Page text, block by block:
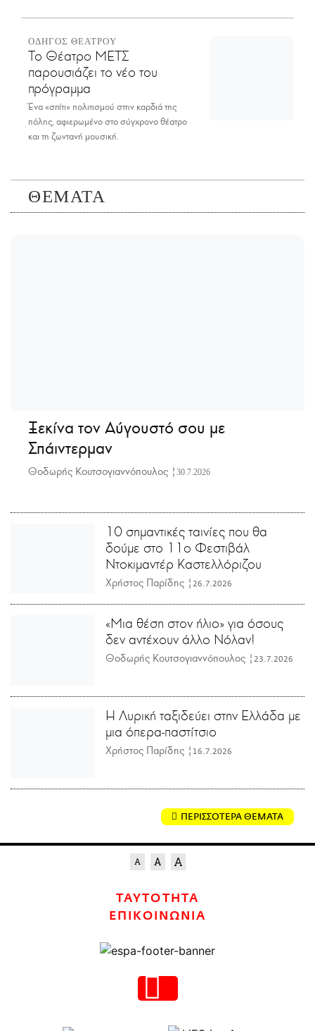
ΟΔΗΓΟΣ ΘΕΑΤΡΟΥ
Το Θέατρο ΜΕΤΣ
παρουσιάζει το νέο του
πρόγραμμα
Ένα «σπίτι» πολιτισμού στην καρδιά της
πόλης, αφιερωμένο στο σύγχρονο θέατρο
και τη ζωντανή μουσική.
ΘΕΜΑΤΑ
Ξεκίνα τον Αύγουστό σου με
Σπάιντερμαν
Θοδωρής Κουτσογιαννόπουλος | 30.7.2026
10 σημαντικές ταινίες που θα
δούμε στο 11ο Φεστιβάλ
Ντοκιμαντέρ Καστελλόριζου
Χρήστος Παρίδης | 26.7.2026
«Μια θέση στον ήλιο» για όσους
δεν αντέχουν άλλο Νόλαν!
Θοδωρής Κουτσογιαννόπουλος | 23.7.2026
Η Λυρική ταξιδεύει στην Ελλάδα με
μια όπερα-παστίτσιο
Χρήστος Παρίδης | 16.7.2026
ΠΕΡΙΣΣΟΤΕΡΑ ΘΕΜΑΤΑ
ΤΑΥΤΟΤΗΤΑ
ΕΠΙΚΟΙΝΩΝΙΑ